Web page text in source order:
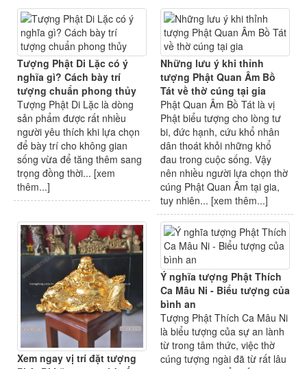
Tượng Phật Di Lặc có ý
nghĩa gì? Cách bày trí
tượng chuẩn phong thủy
Tượng Phật Di Lặc là dòng
sản phẩm được rất nhiều
người yêu thích khi lựa chọn
để bày trí cho không gian
sống vừa để tăng thêm sang
trọng đồng thời... [xem
thêm...]
Những lưu ý khi thỉnh
tượng Phật Quan Âm Bồ
Tát về thờ cúng tại gia
Phật Quan Âm Bồ Tát là vị
Phật biểu tượng cho lòng tư
bi, đức hạnh, cứu khổ nhân
dân thoát khỏi những khổ
đau trong cuộc sống. Vậy
nên nhiều người lựa chọn thờ
cúng Phật Quan Âm tại gia,
tuy nhiên... [xem thêm...]
Xem ngay vị trí đặt tượng
Ý nghĩa tượng Phật Thích
Ca Mâu Ni - Biểu tượng của
bình an
Tượng Phật Thích Ca Mâu Ni
là biểu tượng của sự an lành
từ trong tâm thức, việc thờ
cúng tượng ngài đã từ rất lâu